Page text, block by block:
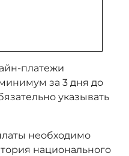
платежи
за 3 дня до
указывать
необходимо
национального